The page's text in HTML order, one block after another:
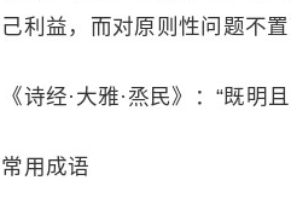
利益，而对原则性问题不置
诗经·大雅·烝民》：“既明
用成语